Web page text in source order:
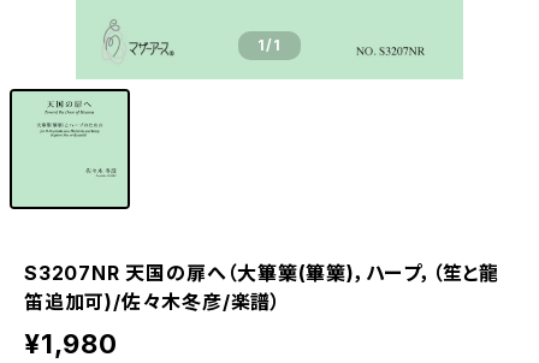
1/1
S3207NR 天国の扉へ（大篳篥(篳篥)，ハープ，（笙と龍
笛追加可)/佐々木冬彦/楽譜）
¥1,980